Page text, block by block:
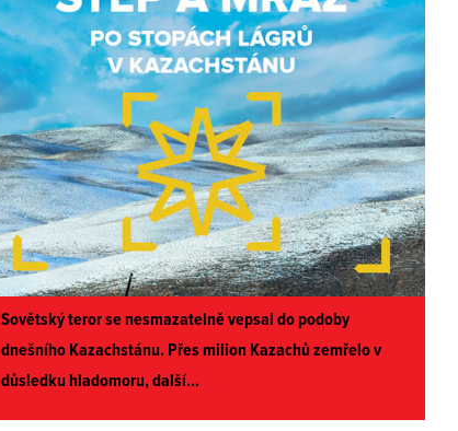
Sovětský teror se nesmazatelně vepsal do podoby
dnešního Kazachstánu. Přes milion Kazachů zemřelo v
důsledku hladomoru, další...